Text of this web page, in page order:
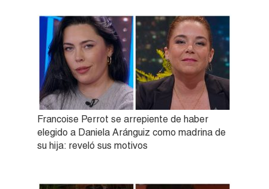
Francoise Perrot se arrepiente de haber
elegido a Daniela Aránguiz como madrina de
su hija: reveló sus motivos